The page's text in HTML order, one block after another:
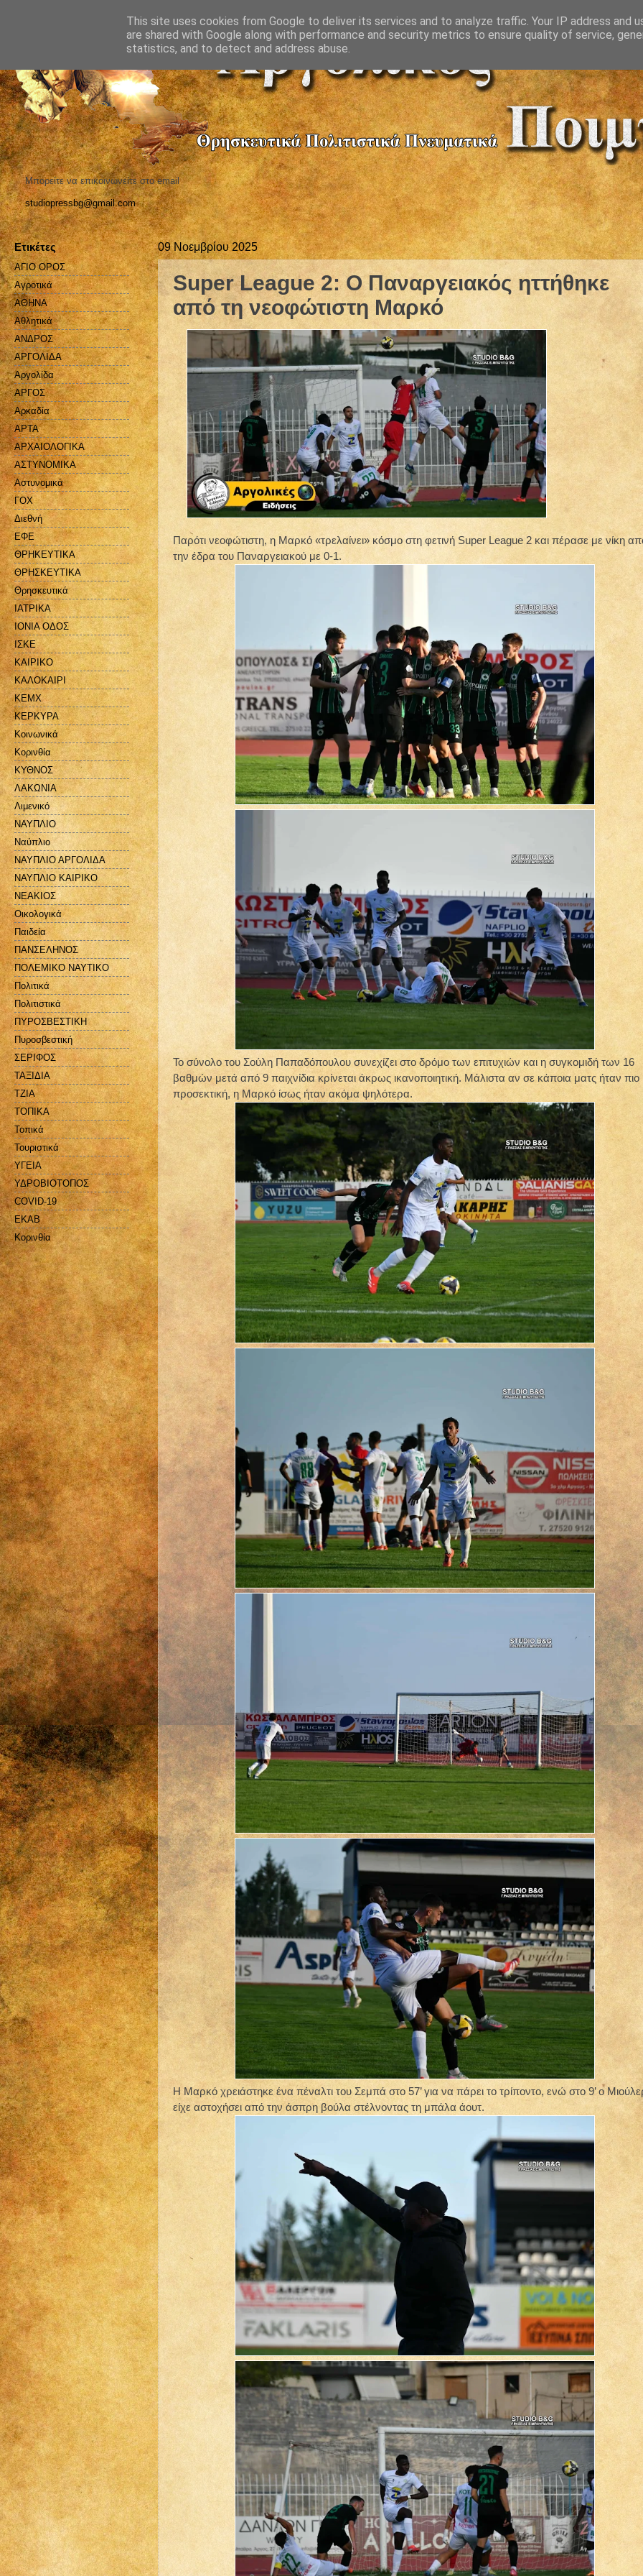
Μπορείτε να επικοινωνείτε στο email
studiopressbg@gmail.com
09 Νοεμβρίου 2025
Super League 2: Ο Παναργειακός ηττήθηκε
από τη νεοφώτιστη Μαρκό
Παρότι νεοφώτιστη, η Μαρκό «τρελαίνει» κόσμο στη φετινή Super League 2 και πέρασε με νίκη
την έδρα του Παναργειακού με 0-1.
Το σύνολο του Σούλη Παπαδόπουλου συνεχίζει στο δρόμο των επιτυχιών και η συγκομιδή των 16
βαθμών μετά από 9 παιχνίδια κρίνεται άκρως ικανοποιητική. Μάλιστα αν σε κάποια ματς ήταν πιο
προσεκτική, η Μαρκό ίσως ήταν ακόμα ψηλότερα.
Η Μαρκό χρειάστηκε ένα πέναλτι του Σεμπά στο 57’ για να πάρει το τρίποντο, ενώ στο 9’ ο
είχε αστοχήσει από την άσπρη βούλα στέλνοντας τη μπάλα άουτ.
Ετικέτες
ΑΓΙΟ ΟΡΟΣ
Αγροτικά
ΑΘΗΝΑ
Αθλητικά
ΑΝΔΡΟΣ
ΑΡΓΟΛΙΔΑ
Αργολίδα
ΑΡΓΟΣ
Αρκαδία
ΑΡΤΑ
ΑΡΧΑΙΟΛΟΓΙΚΑ
ΑΣΤΥΝΟΜΙΚΑ
Αστυνομικά
ΓΟΧ
Διεθνή
ΕΦΕ
ΘΡΗΚΕΥΤΙΚΑ
ΘΡΗΣΚΕΥΤΙΚΑ
Θρησκευτικά
ΙΑΤΡΙΚΑ
ΙΟΝΙΑ ΟΔΟΣ
ΙΣΚΕ
ΚΑΙΡΙΚΟ
ΚΑΛΟΚΑΙΡΙ
ΚΕΜΧ
ΚΕΡΚΥΡΑ
Κοινωνικά
Κορινθία
ΚΥΘΝΟΣ
ΛΑΚΩΝΙΑ
Λιμενικό
ΝΑΥΠΛΙΟ
Ναύπλιο
ΝΑΥΠΛΙΟ ΑΡΓΟΛΙΔΑ
ΝΑΥΠΛΙΟ ΚΑΙΡΙΚΟ
ΝΕΑΚΙΟΣ
Οικολογικά
Παιδεία
ΠΑΝΣΕΛΗΝΟΣ
ΠΟΛΕΜΙΚΟ ΝΑΥΤΙΚΟ
Πολιτικά
Πολιτιστικά
ΠΥΡΟΣΒΕΣΤΙΚΗ
Πυροσβεστική
ΣΕΡΙΦΟΣ
ΤΑΞΙΔΙΑ
ΤΖΙΑ
ΤΟΠΙΚΑ
Τοπικά
Τουριστικά
ΥΓΕΙΑ
ΥΔΡΟΒΙΟΤΟΠΟΣ
COVID-19
EKAB
Kορινθία
This site uses cookies from Google to deliver its services and to analyze traffic. Your IP address and
are shared with Google along with performance and security metrics to ensure quality of service,
statistics, and to detect and address abuse.